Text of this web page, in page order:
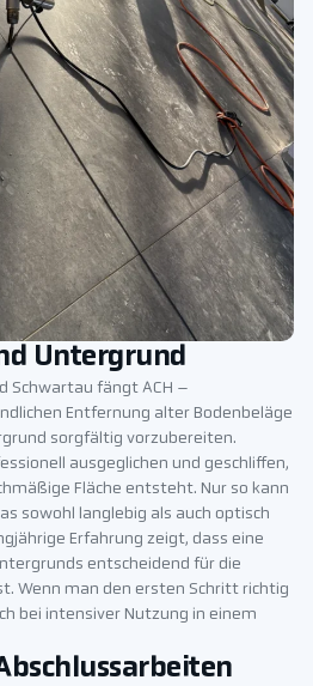
Untergrund
Schwartau fängt ACH –
Entfernung alter Bodenbeläge
sorgfältig vorzubereiten.
ausgeglichen und geschliffen,
Fläche entsteht. Nur so kann
sowohl langlebig als auch optisch
Erfahrung zeigt, dass eine
entscheidend für die
Wenn man den ersten Schritt richtig
bei intensiver Nutzung in einem